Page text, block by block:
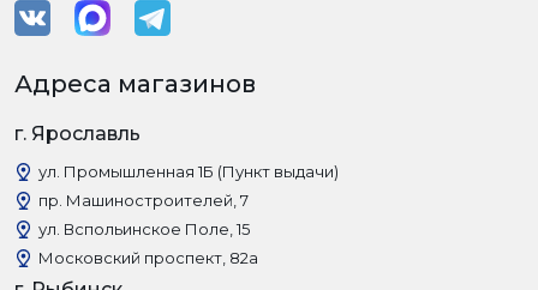
Адреса магазинов
г. Ярославль
ул. Промышленная 1Б (Пункт выдачи)
пр. Машиностроителей, 7
ул. Вспольинское Поле, 15
Московский проспект, 82а